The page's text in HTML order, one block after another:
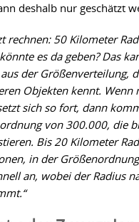
deshalb nur geschätzt
rechnen: 50 Kilometer
es da geben? Das
der Größenverteilung,
Objekten kennt. Wenn
sich so fort, dann
von 300.000, die
Bis 20 Kilometer
in der
an, wobei der Radius